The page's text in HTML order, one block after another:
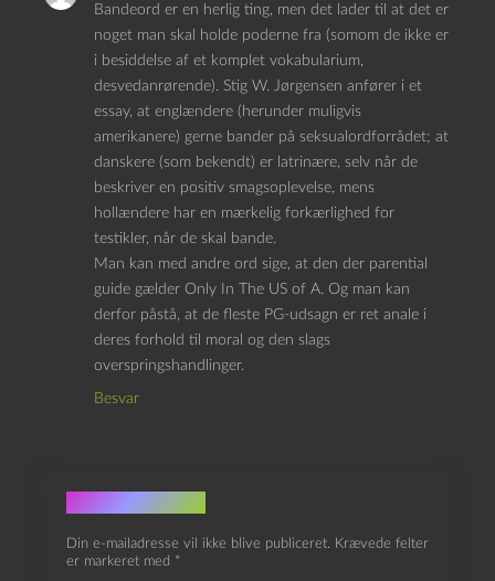
Bandeord er en herlig ting, men det lader til at det er
noget man skal holde poderne fra (somom de ikke er
i besiddelse af et komplet vokabularium,
desvedanrørende). Stig W. Jørgensen anfører i et
essay, at englændere (herunder muligvis
amerikanere) gerne bander på seksualordforrådet; at
danskere (som bekendt) er latrinære, selv når de
beskriver en positiv smagsoplevelse, mens
hollændere har en mærkelig forkærlighed for
testikler, når de skal bande.
Man kan med andre ord sige, at den der parential
guide gælder Only In The US of A. Og man kan
derfor påstå, at de fleste PG-udsagn er ret anale i
deres forhold til moral og den slags
overspringshandlinger.
Besvar
Skriv et svar
Din e-mailadresse vil ikke blive publiceret.
Krævede felter
er markeret med *